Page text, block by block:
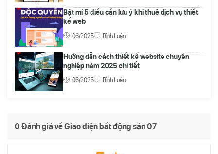
Bật mí 5 điều cần lưu ý khi thuê dịch vụ thiết
kế web
06/2025 Bình Luận
Hướng dẫn cách thiết kế website chuyên
nghiệp năm 2025 chi tiết
06/2025 Bình Luận
0 Đánh giá về Giao diện bất động sản 07